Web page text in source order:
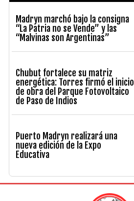
Madryn marchó bajo la consigna
“La Patria no se Vende” y las
“Malvinas son Argentinas”
Chubut fortalece su matriz
energética: Torres firmó el inicio
de obra del Parque Fotovoltaico
de Paso de Indios
Puerto Madryn realizará una
nueva edición de la Expo
Educativa